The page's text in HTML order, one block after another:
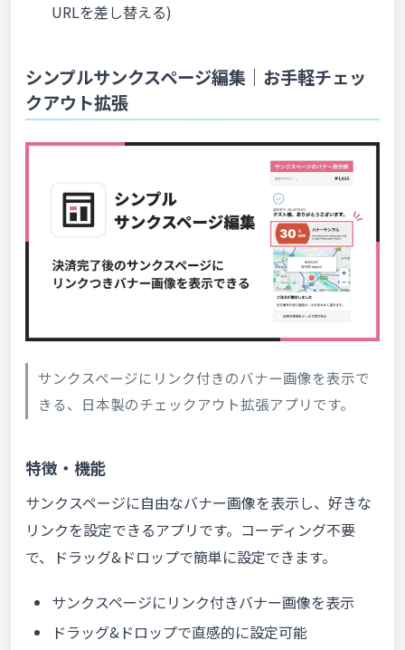
URLを差し替える)
シンプルサンクスページ編集｜お手軽チェッ
クアウト拡張
サンクスページにリンク付きのバナー画像を表示で
きる、日本製のチェックアウト拡張アプリです。
特徴・機能
サンクスページに自由なバナー画像を表示し、好きな
リンクを設定できるアプリです。コーディング不要
で、ドラッグ&ドロップで簡単に設定できます。
サンクスページにリンク付きバナー画像を表示
ドラッグ&ドロップで直感的に設定可能